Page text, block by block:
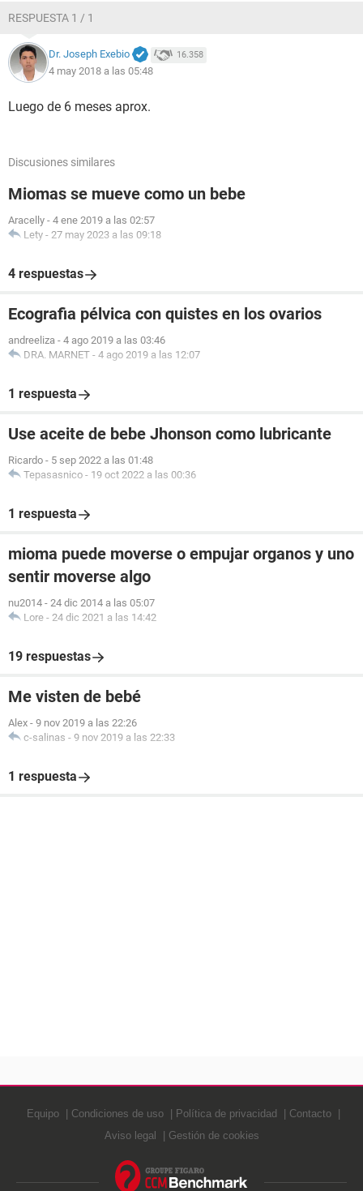
RESPUESTA 1 / 1
Dr. Joseph Exebio 16.358
4 may 2018 a las 05:48
Luego de 6 meses aprox.
Discusiones similares
Miomas se mueve como un bebe
Aracelly - 4 ene 2019 a las 02:57
Lety - 27 may 2023 a las 09:18
4 respuestas
Ecografia pélvica con quistes en los ovarios
andreeliza - 4 ago 2019 a las 03:46
DRA. MARNET - 4 ago 2019 a las 12:07
1 respuesta
Use aceite de bebe Jhonson como lubricante
Ricardo - 5 sep 2022 a las 01:48
Tepasasnico - 19 oct 2022 a las 00:36
1 respuesta
mioma puede moverse o empujar organos y uno
sentir moverse algo
nu2014 - 24 dic 2014 a las 05:07
Lore - 24 dic 2021 a las 14:42
19 respuestas
Me visten de bebé
Alex - 9 nov 2019 a las 22:26
c-salinas - 9 nov 2019 a las 22:33
1 respuesta
Equipo Condiciones de uso Política de privacidad
Contacto
Aviso legal
Gestión de cookies